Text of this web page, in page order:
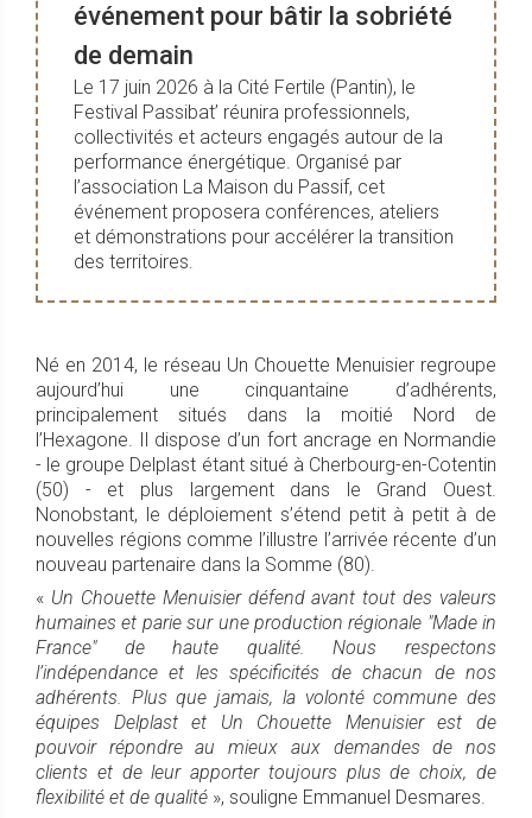
événement pour bâtir la sobriété
de demain
Le 17 juin 2026 à la Cité Fertile (Pantin), le
Festival Passibat’ réunira professionnels,
collectivités et acteurs engagés autour de la
performance énergétique. Organisé par
l’association La Maison du Passif, cet
événement proposera conférences, ateliers
et démonstrations pour accélérer la transition
des territoires.
Né en 2014, le réseau Un Chouette Menuisier regroupe
aujourd’hui une cinquantaine d’adhérents,
principalement situés dans la moitié Nord de
l’Hexagone. Il dispose d’un fort ancrage en Normandie
- le groupe Delplast étant situé à Cherbourg-en-Cotentin
(50) - et plus largement dans le Grand Ouest.
Nonobstant, le déploiement s’étend petit à petit à de
nouvelles régions comme l’illustre l’arrivée récente d’un
nouveau partenaire dans la Somme (80).
« Un Chouette Menuisier défend avant tout des valeurs
humaines et parie sur une production régionale "Made in
France" de haute qualité. Nous respectons
l’indépendance et les spécificités de chacun de nos
adhérents. Plus que jamais, la volonté commune des
équipes Delplast et Un Chouette Menuisier est de
pouvoir répondre au mieux aux demandes de nos
clients et de leur apporter toujours plus de choix, de
flexibilité et de qualité », souligne Emmanuel Desmares.